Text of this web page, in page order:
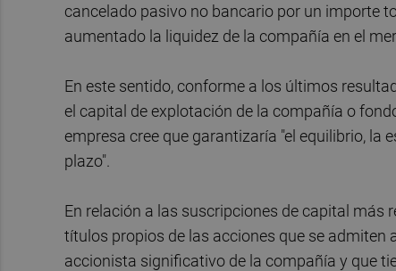
cancelado pasivo no bancario por un importe
aumentado la liquidez de la compañía en el
En este sentido, conforme a los últimos
el capital de explotación de la compañía o
empresa cree que garantizaría "el equilibrio, la
plazo".
En relación a las suscripciones de capital más
títulos propios de las acciones que se admiten
accionista significativo de la compañía y que